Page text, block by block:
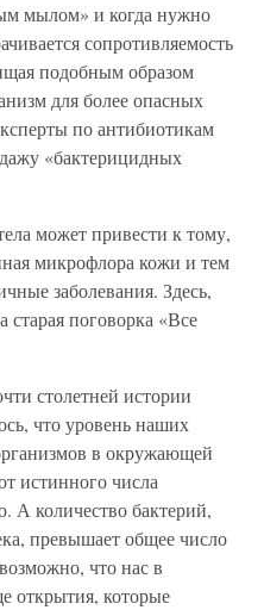
мылом» и когда нужно
сопротивляемость
подобным образом
для более опасных
по антибиотикам
«бактерицидных
может привести к тому,
микрофлора кожи и тем
заболевания. Здесь,
старая поговорка «Все
столетней истории
что уровень наших
в окружающей
истинного числа
А количество бактерий,
превышает общее число
что нас в
открытия, которые